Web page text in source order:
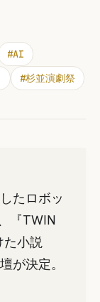
#AI
#杉並演劇祭
たロボッ
『TWIN
た小説
が決定。